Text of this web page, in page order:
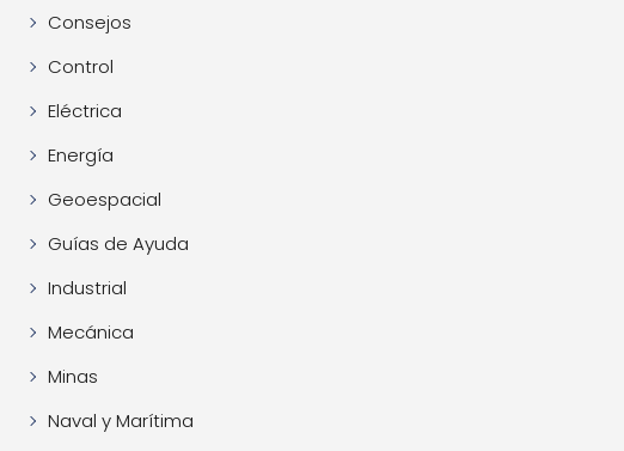
Consejos
Control
Eléctrica
Energía
Geoespacial
Guías de Ayuda
Industrial
Mecánica
Minas
Naval y Marítima